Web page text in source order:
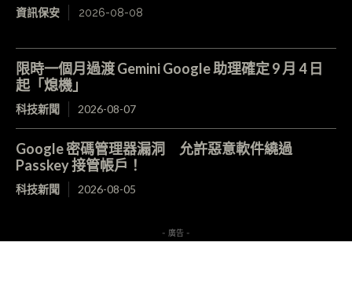
資訊保安 2026-08-08
限時一個月過渡 Gemini Google 助理確定 9 月 4 日
起「熄機」
科技新聞 2026-08-07
Google 密碼管理器漏洞 允許惡意軟件繞過
Passkey 接管帳戶！
科技新聞 2026-08-05
- 廣告 -